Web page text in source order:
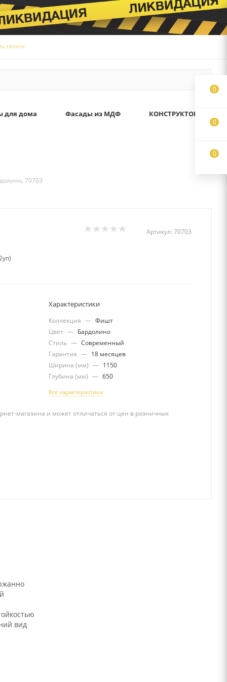
ЗВОНОК
для дома Фасады из МДФ КОНСТРУКТОР
70703
Артикул: 70703
Характеристики
Коллекция — Фишт
Цвет — Бардолино
Стиль — Современный
Гарантия — 18 месяцев
Ширина (мм) — 1150
Глубина (мм) — 650
Все характеристики
магазина и может отличаться от цен в розничных
вид
0
0
0